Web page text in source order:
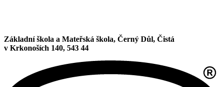
Základní škola a Mateřská škola, Černý Důl, Čistá
v Krkonoších 140, 543 44